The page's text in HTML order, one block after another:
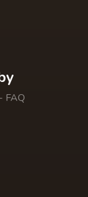
FAQ